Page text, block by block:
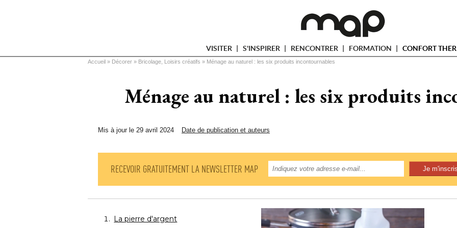
VISITER S'INSPIRER RENCONTRER FORMATION CONFORT
Vous êtes ici
Accueil » Décorer » Bricolage, Loisirs créatifs » Ménage au naturel : les six produits incontournables
Ménage au naturel : les six produits
Mis à jour le 29 avril 2024 Date de publication et auteurs
RECEVOIR GRATUITEMENT LA NEWSLETTER MAP
La pierre d'argent